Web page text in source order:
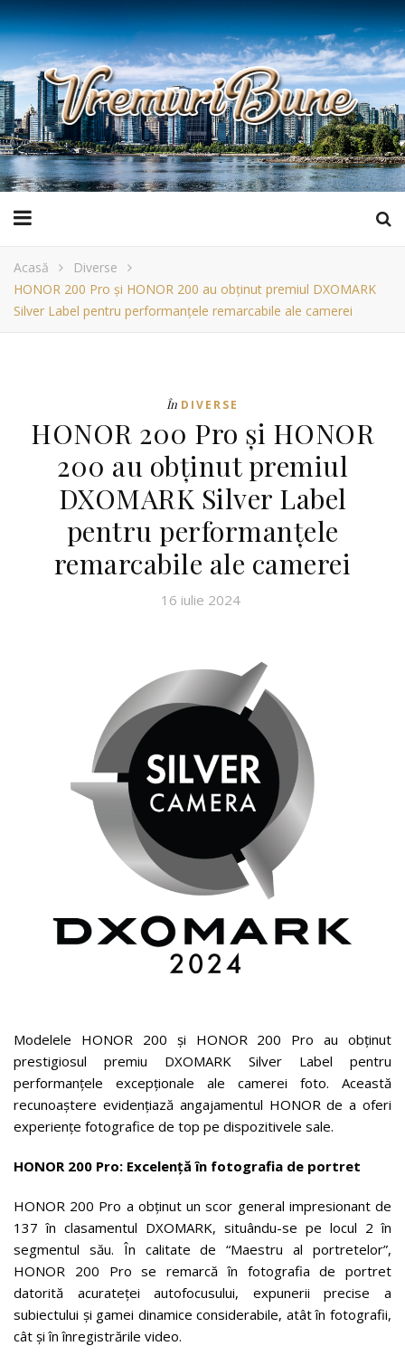
Acasă
Diverse
HONOR 200 Pro și HONOR 200 au obținut premiul DXOMARK
Silver Label pentru performanțele remarcabile ale camerei
În DIVERSE
HONOR 200 Pro și HONOR
200 au obținut premiul
DXOMARK Silver Label
pentru performanțele
remarcabile ale camerei
16 iulie 2024
Modelele HONOR 200 și HONOR 200 Pro au obținut
prestigiosul premiu DXOMARK Silver Label pentru
performanțele excepționale ale camerei foto. Această
recunoaștere evidențiază angajamentul HONOR de a oferi
experiențe fotografice de top pe dispozitivele sale.
HONOR 200 Pro: Excelență în fotografia de portret
HONOR 200 Pro a obținut un scor general impresionant de
137 în clasamentul DXOMARK, situându-se pe locul 2 în
segmentul său. În calitate de “Maestru al portretelor”,
HONOR 200 Pro se remarcă în fotografia de portret
datorită acurateței autofocusului, expunerii precise a
subiectului și gamei dinamice considerabile, atât în fotografii,
cât și în înregistrările video.